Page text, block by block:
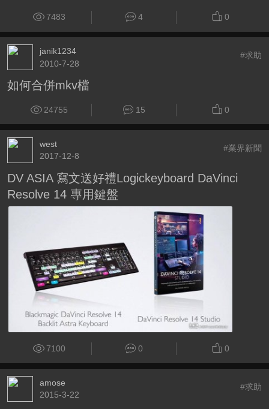
7483 4 0
janik1234
2010-7-28
#求助
如何合併mkv檔
24755 15 0
west
2017-12-8
#業界新聞
DV ASIA 寫文送好禮Logickeyboard DaVinci
Resolve 14 專用鍵盤
7100 0 0
amose
2015-3-22
#求助